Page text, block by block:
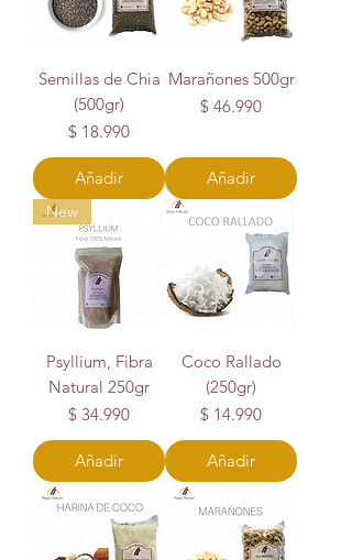
Semillas de Chia
(500gr)
Precio
$ 18.990
Añadir
Marañones 500gr
Precio
$ 46.990
Añadir
New
Psyllium, Fibra
Natural 250gr
Precio
$ 34.990
Añadir
Coco Rallado
(250gr)
Precio
$ 14.990
Añadir